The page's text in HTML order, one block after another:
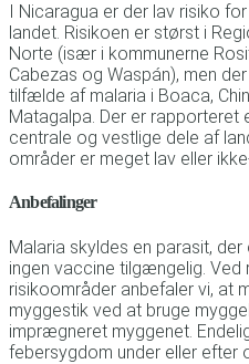
I Nicaragua er der lav risiko for
landet. Risikoen er størst i
Norte (især i kommunerne
Cabezas og Waspán), men
tilfælde af malaria i Boaca,
Matagalpa. Der er
centrale og vestlige dele af
områder er meget lav eller
Anbefalinger
Malaria skyldes en parasit, der
ingen vaccine tilgængelig. Ved
risikoområder anbefaler vi, at
myggestik ved at bruge
imprægneret myggenet.
febersygdom under eller efter